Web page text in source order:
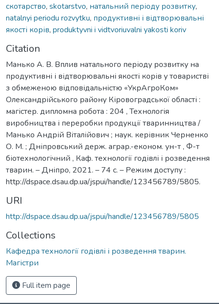
скотарство, skotarstvo, натальний періоду розвитку,
natalnyi periodu rozvytku, продуктивні і відтворювальні
якості корів, produktyvni i vidtvoriuvalni yakosti koriv
Citation
Манько А. В. Вплив натального періоду розвитку на
продуктивні і відтворювальні якості корів у товаристві
з обмеженою відповідальністю «УкрАгроКом»
Олександрійського району Кіровоградської області :
магістер. дипломна робота : 204 , Технологія
виробництва і переробки продукції тваринництва /
Манько Андрій Віталійович ; наук. керівник Черненко
О. М. ; Дніпровський держ. аграр.-економ. ун-т , Ф-т
біотехнологічний , Каф. технології годівлі і розведення
тварин. – Дніпро, 2021. – 74 с. – Режим доступу :
http://dspace.dsau.dp.ua/jspui/handle/123456789/5805.
URI
http://dspace.dsau.dp.ua/jspui/handle/123456789/5805
Collections
Кафедра технології годівлі і розведення тварин.
Магістри
Full item page